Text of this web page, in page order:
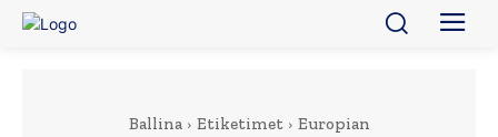
Ballina Etiketimet Europian